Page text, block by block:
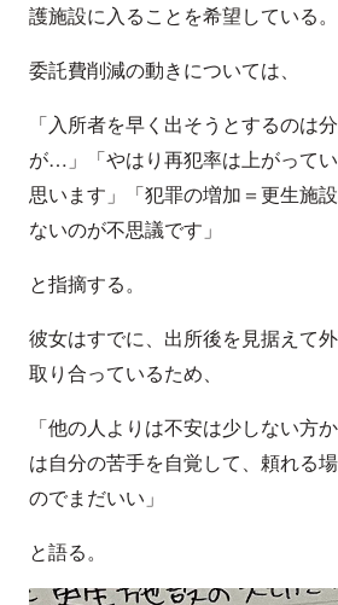
護施設に入ることを希望している。
委託費削減の動きについては、
「入所者を早く出そうとするのは
が…」「やはり再犯率は上がって
思います」「犯罪の増加＝更生施
ないのが不思議です」
と指摘する。
彼女はすでに、出所後を見据えて
取り合っているため、
「他の人よりは不安は少しない方
は自分の苦手を自覚して、頼れる
のでまだいい」
と語る。